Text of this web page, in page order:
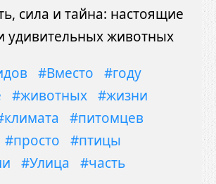
сила и тайна: настоящие
удивительных животных
#Вместо
#году
#животных #жизни
#питомцев
#просто
#птицы
#Улица
#часть